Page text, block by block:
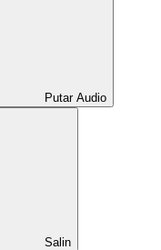
Putar Audio
Salin